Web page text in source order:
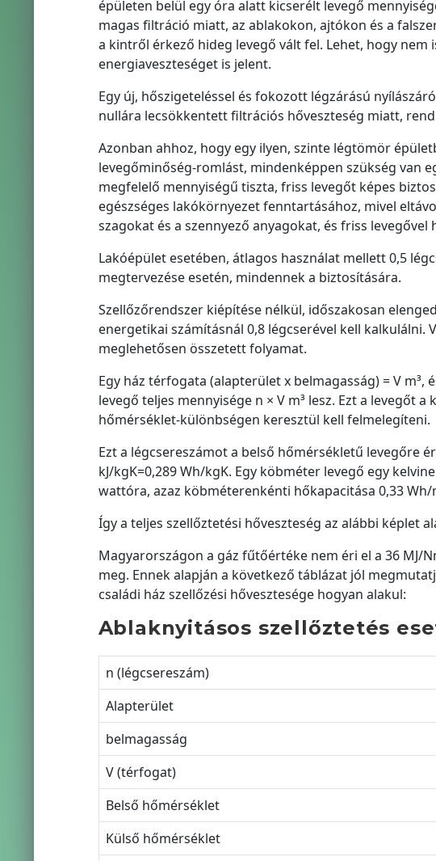
épületen belül egy óra alatt kicserélt levegő
magas filtráció miatt, az ablakokon, ajtókon és a
a kintről érkező hideg levegő vált fel. Lehet, hogy
energiaveszteséget is jelent.
Egy új, hőszigeteléssel és fokozott légzárású
nullára lecsökkentett filtrációs hőveszteség miatt,
Azonban ahhoz, hogy egy ilyen, szinte légtömör
levegőminőség-romlást, mindenképpen szükség van
megfelelő mennyiségű tiszta, friss levegőt képes
egészséges lakókörnyezet fenntartásához, mivel
szagokat és a szennyező anyagokat, és friss levegővel
Lakóépület esetében, átlagos használat mellett 0,5
megtervezése esetén, mindennek a biztosítására.
Szellőzőrendszer kiépítése nélkül, időszakosan
energetikai számításnál 0,8 légcserével kell kalkulálni.
meglehetősen összetett folyamat.
Egy ház térfogata (alapterület x belmagasság) = V
levegő teljes mennyisége n × V m³ lesz. Ezt a levegőt
hőmérséklet-különbségen keresztül kell felmelegíteni.
Ezt a légcsereszámot a belső hőmérsékletű levegőre
kJ/kgK=0,289 Wh/kgK. Egy köbméter levegő egy
wattóra, azaz köbméterenkénti hőkapacitása 0,33 Wh/
Így a teljes szellőztetési hőveszteség az alábbi képlet
Magyarországon a gáz fűtőértéke nem éri el a 36 MJ/
meg. Ennek alapján a következő táblázat jól
családi ház szellőzési hővesztesége hogyan alakul:
Ablaknyitásos szellőztetés
n (légcsereszám)
Alapterület
belmagasság
V (térfogat)
Belső hőmérséklet
Külső hőmérséklet